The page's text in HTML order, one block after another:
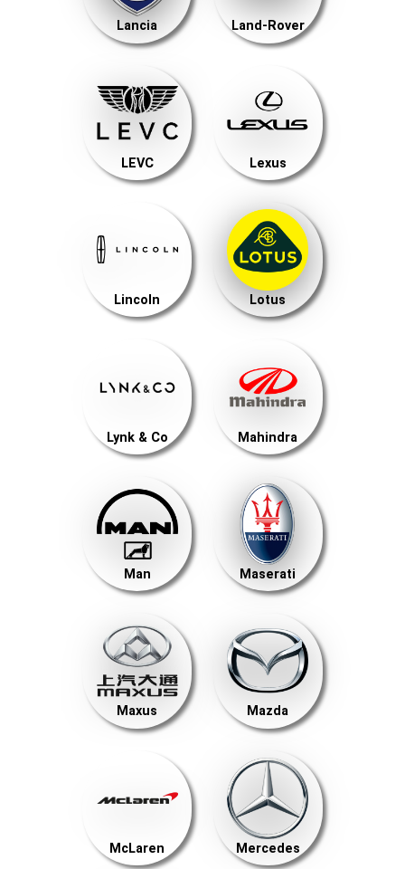
Lancia Land-Rover
LEVC Lexus
Lincoln Lotus
Lynk & Co Mahindra
Man Maserati
Maxus Mazda
McLaren Mercedes